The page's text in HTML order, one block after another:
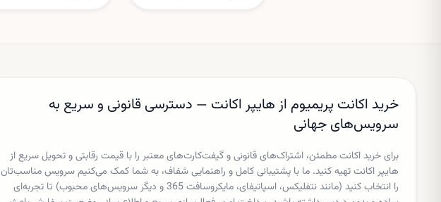
خرید اکانت پریمیوم از هایپر اکانت — دسترسی قانونی و سریع به
سرویس‌های جهانی
برای خرید اکانت مطمئن، اشتراک‌های قانونی و گیفت‌کارت‌های معتبر را با قیمت رقابتی و تحویل سریع از
هایپر اکانت تهیه کنید. ما با پشتیبانی کامل و راهنمایی شفاف، به شما کمک می‌کنیم سرویس مناسب‌تان
را انتخاب کنید (مانند نتفلیکس، اسپاتیفای، مایکروسافت 365 و دیگر سرویس‌های محبوب) تا تجربه‌ای